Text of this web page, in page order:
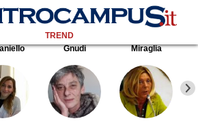
TREND
Gnudi Miraglia